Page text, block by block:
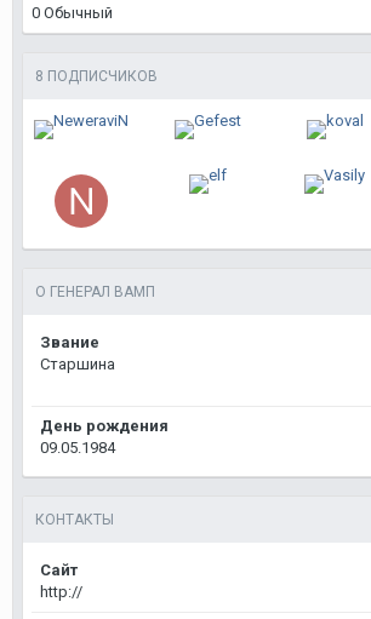
0 Обычный
8 ПОДПИСЧИКОВ
О ГЕНЕРАЛ ВАМП
Звание
Старшина
День рождения
09.05.1984
КОНТАКТЫ
Сайт
http://